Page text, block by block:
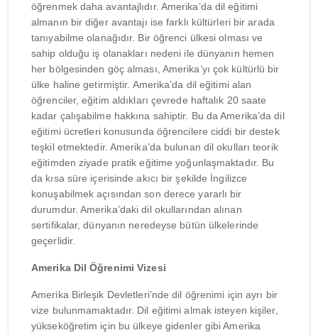
öğrenmek daha avantajlıdır. Amerika’da dil eğitimi
almanın bir diğer avantajı ise farklı kültürleri bir arada
tanıyabilme olanağıdır. Bir öğrenci ülkesi olması ve
sahip olduğu iş olanakları nedeni ile dünyanın hemen
her bölgesinden göç alması, Amerika’yı çok kültürlü bir
ülke haline getirmiştir. Amerika’da dil eğitimi alan
öğrenciler, eğitim aldıkları çevrede haftalık 20 saate
kadar çalışabilme hakkına sahiptir. Bu da Amerika’da dil
eğitimi ücretleri konusunda öğrencilere ciddi bir destek
teşkil etmektedir. Amerika’da bulunan dil okulları teorik
eğitimden ziyade pratik eğitime yoğunlaşmaktadır. Bu
da kısa süre içerisinde akıcı bir şekilde İngilizce
konuşabilmek açısından son derece yararlı bir
durumdur. Amerika’daki dil okullarından alınan
sertifikalar, dünyanın neredeyse bütün ülkelerinde
geçerlidir.
Amerika Dil Öğrenimi Vizesi
Amerika Birleşik Devletleri’nde dil öğrenimi için ayrı bir
vize bulunmamaktadır. Dil eğitimi almak isteyen kişiler,
yükseköğretim için bu ülkeye gidenler gibi Amerika